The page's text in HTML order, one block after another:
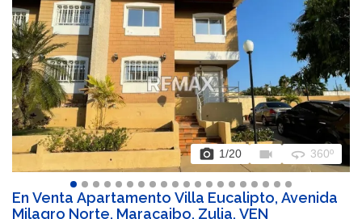
photo_camera 1/20 videocam 360 360º
En Venta Apartamento Villa Eucalipto, Avenida
Milagro Norte, Maracaibo, Zulia, VEN